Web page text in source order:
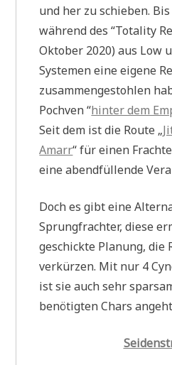
und her zu schieben.
während des “Totality
Oktober 2020) aus Low
Systemen eine eigene
zusammengestohlen
Pochven “hinter dem
Seit dem ist die Route „
Amarr“ für einen
eine abendfüllende
Doch es gibt eine
Sprungfrachter, diese
geschickte Planung, die
verkürzen. Mit nur 4
ist sie auch sehr
benötigten Chars